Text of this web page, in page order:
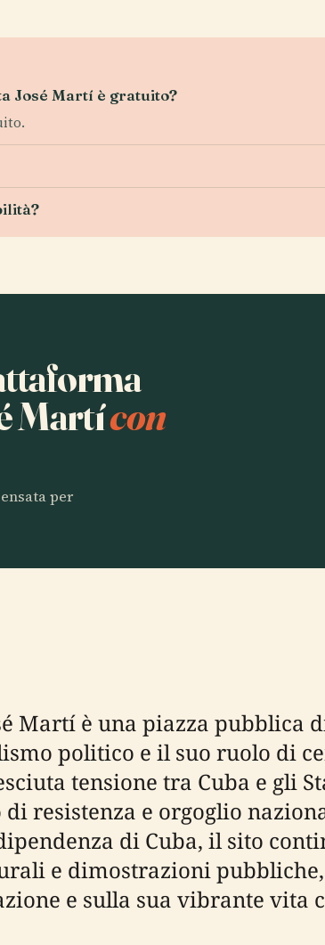
José Martí è gratuito?
Martícon
per
Martí è una piazza pubblica
politico e il suo ruolo di
tensione tra Cuba e gli
resistenza e orgoglio
di Cuba, il sito
e dimostrazioni
e sulla sua vibrante vita